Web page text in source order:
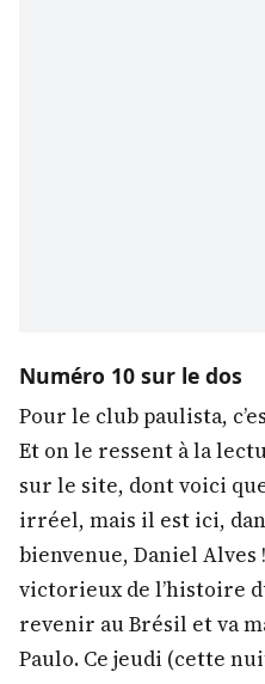
Numéro 10 sur le dos
Pour le club paulista,
Et on le ressent à la
sur le site, dont voici
irréel, mais il est ici,
bienvenue, Daniel Alves
victorieux de l’histoire
revenir au Brésil et va
Paulo. Ce jeudi (cette